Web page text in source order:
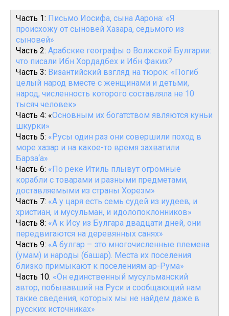
Часть 1: Письмо Иосифа, сына Аарона: «Я
происхожу от сыновей Хазара, седьмого из
сыновей»
Часть 2: Арабские географы о Волжской Булгарии:
что писали Ибн Хордадбех и Ибн Факих?
Часть 3: Византийский взгляд на тюрок: «Погиб
целый народ вместе с женщинами и детьми,
народ, численность которого составляла не 10
тысяч человек»
Часть 4: «Основным их богатством являются куньи
шкурки»
Часть 5: «Русы один раз они совершили поход в
море хазар и на какое-то время захватили
Барза‘а»
Часть 6: «По реке Итиль плывут огромные
корабли с товарами и разными предметами,
доставляемыми из страны Хорезм»
Часть 7: «А у царя есть семь судей из иудеев, и
христиан, и мусульман, и идолопоклонников»
Часть 8: «А к Ису из Булгара двадцати дней, они
передвигаются на деревянных санях»
Часть 9: «А булгар – это многочисленные племена
(умам) и народы (башар). Места их поселения
близко примыкают к поселениям ар-Рума»
Часть 10. «Он единственный мусульманский
автор, побывавший на Руси и сообщающий нам
такие сведения, которых мы не найдем даже в
русских источниках»